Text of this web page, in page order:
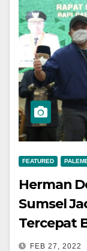
FEATURED
Herman
Sumsel Jadi Sarana Informasi
Tercepat
FEB 27, 2022